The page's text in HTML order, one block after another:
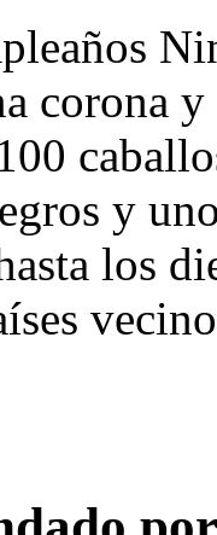
corona
y
los